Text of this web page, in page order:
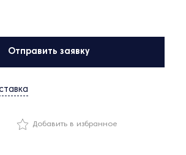
Отправить заявку
Добавить в избранное